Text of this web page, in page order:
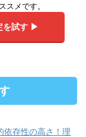
スメです。
を試す ▶︎
依存性の高さ！理